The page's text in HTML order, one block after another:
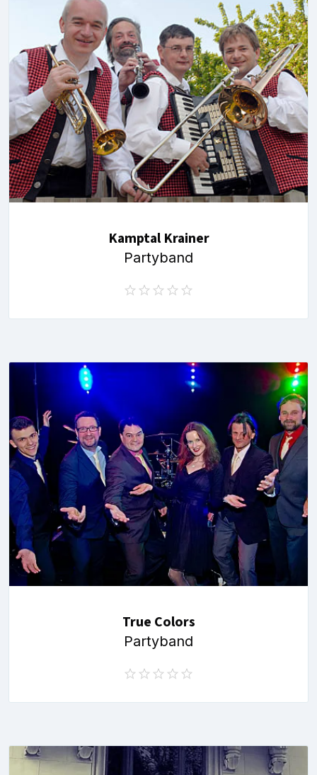
Kamptal Krainer
Partyband
True Colors
Partyband